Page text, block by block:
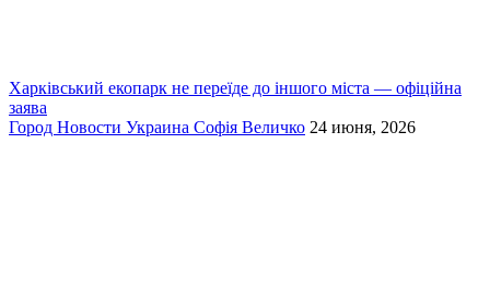
Харківський екопарк не переїде до іншого міста — офіційна
заява
Город Новости Украина Софія Величко 24 июня, 2026